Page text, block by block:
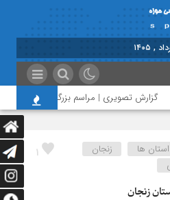
گزارش تصویری | مراسم بزرگداشت امام
1 استان ها
زنجان
زنجان